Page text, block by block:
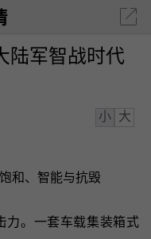
陆军智战时代
小 大
和、智能与抗毁
力。一套车载集装箱式